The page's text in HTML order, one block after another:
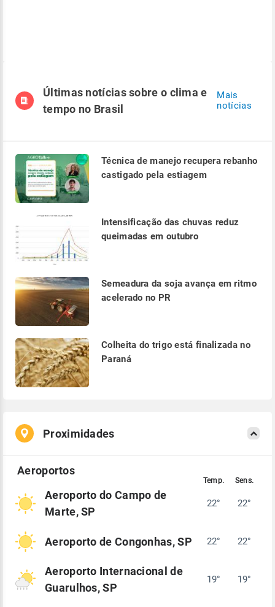
Últimas notícias sobre o clima e
tempo no Brasil
Mais
notícias
Técnica de manejo recupera rebanho
castigado pela estiagem
Intensificação das chuvas reduz
queimadas em outubro
Semeadura da soja avança em ritmo
acelerado no PR
Colheita do trigo está finalizada no
Paraná
Proximidades
Aeroporto do Campo de
Marte, SP
22° 22°
Aeroporto de Congonhas, SP 22° 22°
Aeroporto Internacional de
Guarulhos, SP
19° 19°